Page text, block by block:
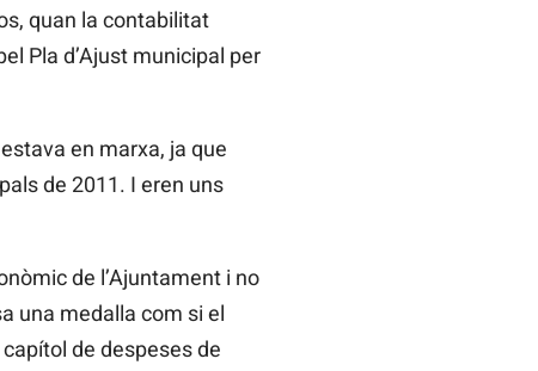
quan la contabilitat
Pla d’Ajust municipal per
en marxa, ja que
de 2011. I eren uns
de l’Ajuntament i no
una medalla com si el
de despeses de